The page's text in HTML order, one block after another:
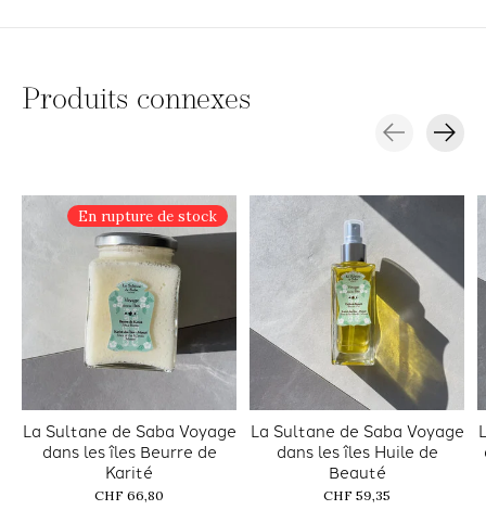
Produits connexes
En rupture de stock
La Sultane de Saba Voyage
dans les îles Beurre de
Karité
CHF 66,80
La Sultane de Saba Voyage
dans les îles Huile de
Beauté
CHF 59,35